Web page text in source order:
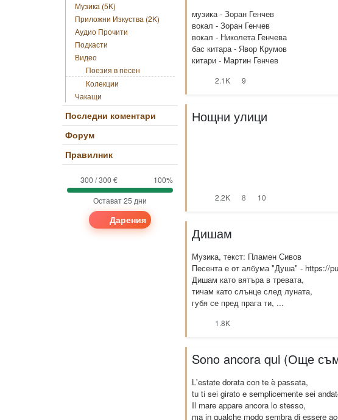
Музика (5K)
Приложни Изкуства (2K)
Аудио Прочити
Подкасти
Видео
Поезия в песен
Колекции
Чакащи
Последни коментари
Форум
Правилник
300 / 300 €
100%
Остават 25 дни
Дарения
музика - Зоран Генчев
вокал - Зоран Генчев
вокал - Николета Генчева
бас китара - Явор Крумов
китари - Мартин Генчев
2.1K 9
Нощни улици
2.2K
8 10
Дишам
Музика, текст: Пламен Сивов
Песента е от албума "Душа" - https://
Дишам като вятъра в тревата,
тичам като слънце след луната,
губя се пред прага ти, ...
1.8K
Sono ancora qui (Още
L'estate dorata con te è passata,
tu ti sei girato e semplicemente sei
Il mare appare ancora lo stesso,
ma in qualche modo sembra di essere